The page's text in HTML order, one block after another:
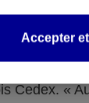
855 000 € -
Cedex. «
Accepter